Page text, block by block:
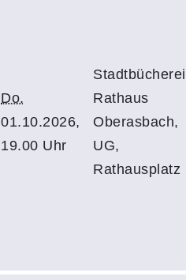
Do.
01.10.2026,
19.00 Uhr
Rathaus
Oberasbach,
UG,
Rathausplatz